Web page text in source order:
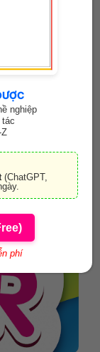
Cải thiện kỹ
đến thế!
nghiệp
(ChatGPT,
phí